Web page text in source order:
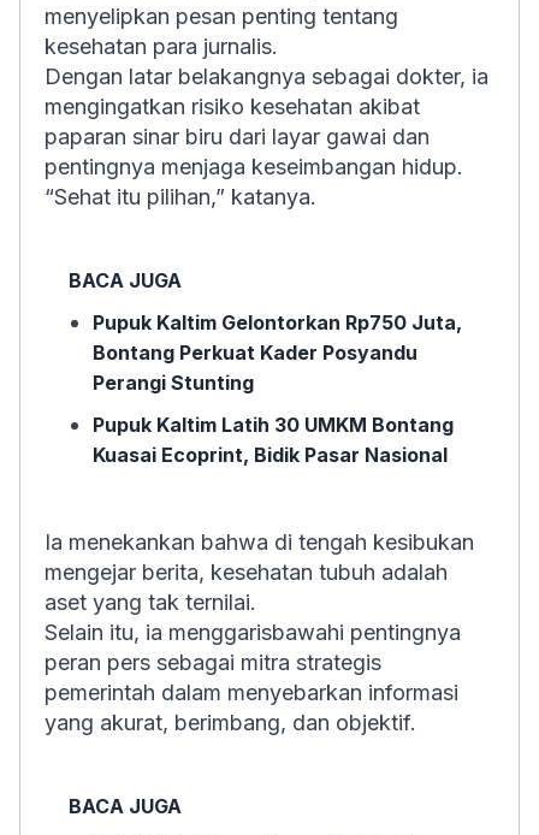
menyelipkan pesan penting tentang
kesehatan para jurnalis.
Dengan latar belakangnya sebagai dokter, ia
mengingatkan risiko kesehatan akibat
paparan sinar biru dari layar gawai dan
pentingnya menjaga keseimbangan hidup.
“Sehat itu pilihan,” katanya.
BACA JUGA
Pupuk Kaltim Gelontorkan Rp750 Juta,
Bontang Perkuat Kader Posyandu
Perangi Stunting
Pupuk Kaltim Latih 30 UMKM Bontang
Kuasai Ecoprint, Bidik Pasar Nasional
Ia menekankan bahwa di tengah kesibukan
mengejar berita, kesehatan tubuh adalah
aset yang tak ternilai.
Selain itu, ia menggarisbawahi pentingnya
peran pers sebagai mitra strategis
pemerintah dalam menyebarkan informasi
yang akurat, berimbang, dan objektif.
BACA JUGA